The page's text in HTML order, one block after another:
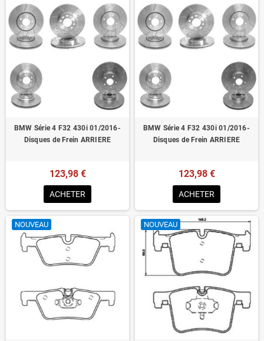
BMW Série 4 F32 430i 01/2016-
Disques de Frein ARRIERE
123,98 €
ACHETER
BMW Série 4 F32 430i 01/2016-
Disques de Frein ARRIERE
123,98 €
ACHETER
NOUVEAU NOUVEAU